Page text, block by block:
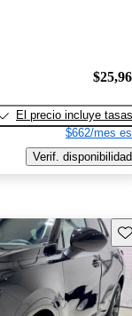
El precio incluye tasas
$662/mes
Verif. disponibilidad